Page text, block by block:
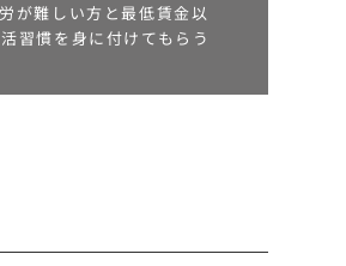
が難しい方と最低賃金以
習慣を身に付けてもらう